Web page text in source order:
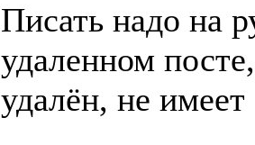
Писать надо на
удаленном
удалён, не